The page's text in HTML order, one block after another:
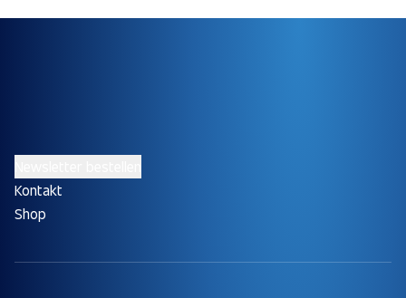
Kontakt
Shop